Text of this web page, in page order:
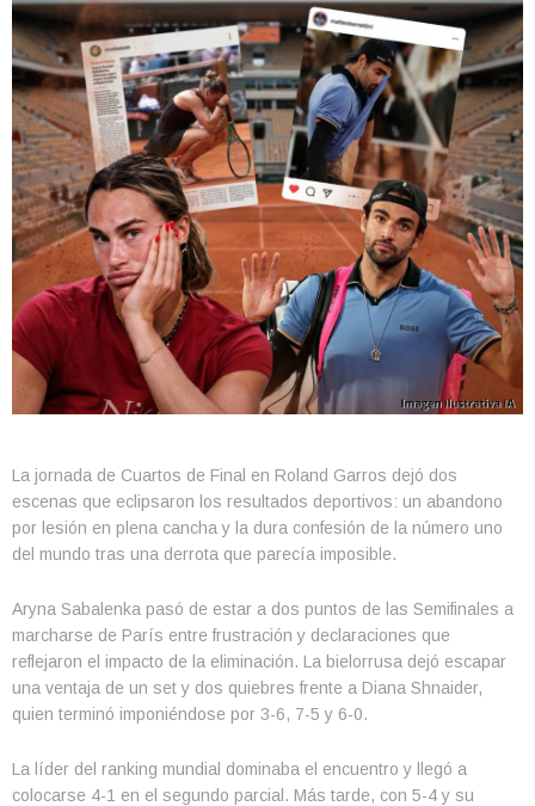
La jornada de Cuartos de Final en Roland Garros dejó dos
escenas que eclipsaron los resultados deportivos: un abandono
por lesión en plena cancha y la dura confesión de la número uno
del mundo tras una derrota que parecía imposible.
Aryna Sabalenka pasó de estar a dos puntos de las Semifinales a
marcharse de París entre frustración y declaraciones que
reflejaron el impacto de la eliminación. La bielorrusa dejó escapar
una ventaja de un set y dos quiebres frente a Diana Shnaider,
quien terminó imponiéndose por 3-6, 7-5 y 6-0.
La líder del ranking mundial dominaba el encuentro y llegó a
colocarse 4-1 en el segundo parcial. Más tarde, con 5-4 y su